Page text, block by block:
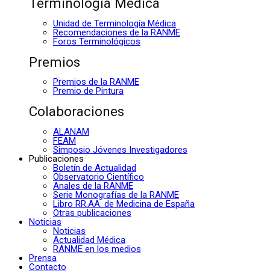
Terminología Médica
Unidad de Terminología Médica
Recomendaciones de la RANME
Foros Terminológicos
Premios
Premios de la RANME
Premio de Pintura
Colaboraciones
ALANAM
FEAM
Simposio Jóvenes Investigadores
Publicaciones
Boletín de Actualidad
Observatorio Científico
Anales de la RANME
Serie Monografías de la RANME
Libro RR.AA. de Medicina de España
Otras publicaciones
Noticias
Noticias
Actualidad Médica
RANME en los medios
Prensa
Contacto